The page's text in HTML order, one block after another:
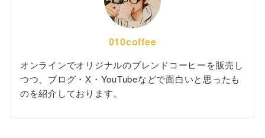
010coffee
オンラインでオリジナルのブレンドコーヒーを販売し
つつ、ブログ・X・YouTubeなどで面白いと思ったも
のを紹介しております。